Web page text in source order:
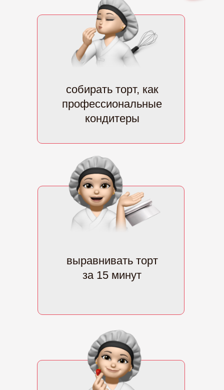
собирать торт, как
профессиональные
кондитеры
выравнивать торт
за 15 минут